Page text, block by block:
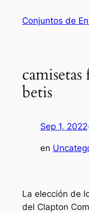
Conjuntos de
betis
Sep 1, 2022
en
La elección de
del Clapton